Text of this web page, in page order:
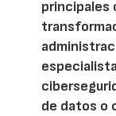
principales
de datos o